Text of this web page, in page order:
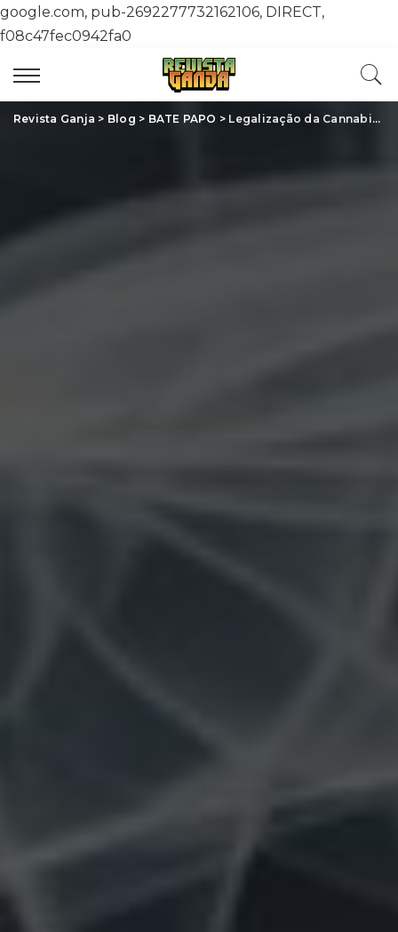
google.com, pub-2692277732162106, DIRECT,
f08c47fec0942fa0
Revista Ganja > Blog > BATE PAPO > Legalização da Cannabis: Como a Economia Local É Impactada e Transforma Comunidades